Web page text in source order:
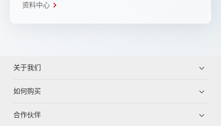
资料中心
关于我们
如何购买
合作伙伴